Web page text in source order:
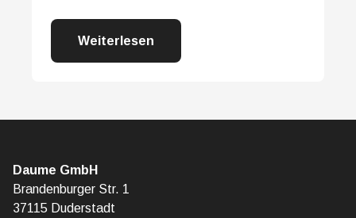
Weiterlesen
Daume GmbH
Brandenburger Str. 1
37115 Duderstadt